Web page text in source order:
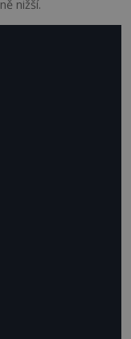
nižší.